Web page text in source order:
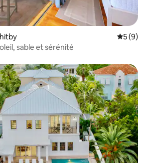
5 (9)
sable et sérénité